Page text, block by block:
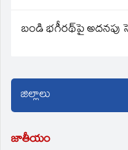
బండి భగీరథ్‌పై అదనపు
జాతీయం